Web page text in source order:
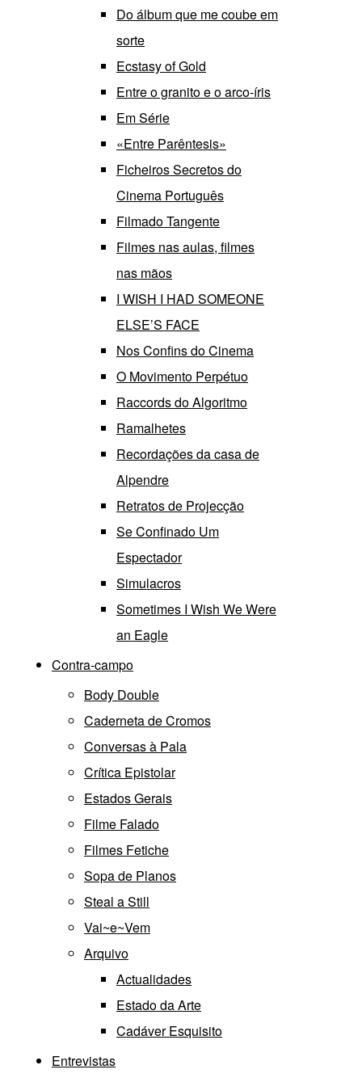
Do álbum que me coube em
sorte
Ecstasy of Gold
Entre o granito e o arco-íris
Em Série
«Entre Parêntesis»
Ficheiros Secretos do
Cinema Português
Filmado Tangente
Filmes nas aulas, filmes
nas mãos
I WISH I HAD SOMEONE
ELSE’S FACE
Nos Confins do Cinema
O Movimento Perpétuo
Raccords do Algoritmo
Ramalhetes
Recordações da casa de
Alpendre
Retratos de Projecção
Se Confinado Um
Espectador
Simulacros
Sometimes I Wish We Were
an Eagle
Contra-campo
Body Double
Caderneta de Cromos
Conversas à Pala
Crítica Epistolar
Estados Gerais
Filme Falado
Filmes Fetiche
Sopa de Planos
Steal a Still
Vai~e~Vem
Arquivo
Actualidades
Estado da Arte
Cadáver Esquisito
Entrevistas